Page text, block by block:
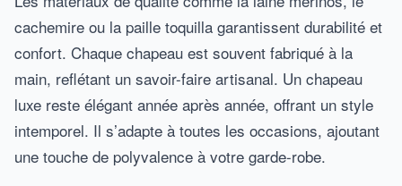
cachemire ou la paille toquilla garantissent durabilité et
confort. Chaque chapeau est souvent fabriqué à la
main, reflétant un savoir-faire artisanal. Un chapeau
luxe reste élégant année après année, offrant un style
intemporel. Il s’adapte à toutes les occasions, ajoutant
une touche de polyvalence à votre garde-robe.